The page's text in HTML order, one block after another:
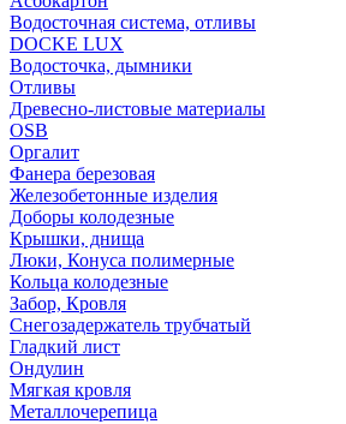
Водосточная система, отливы
DOCKE LUX
Водосточка, дымники
Отливы
Древесно-листовые материалы
OSB
Оргалит
Фанера березовая
Железобетонные изделия
Доборы колодезные
Крышки, днища
Люки, Конуса полимерные
Кольца колодезные
Забор, Кровля
Снегозадержатель трубчатый
Гладкий лист
Ондулин
Мягкая кровля
Металлочерепица